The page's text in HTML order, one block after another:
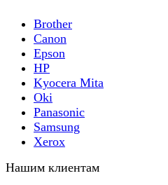
Brother
Canon
Epson
HP
Kyocera Mita
Oki
Panasonic
Samsung
Xerox
Нашим клиентам